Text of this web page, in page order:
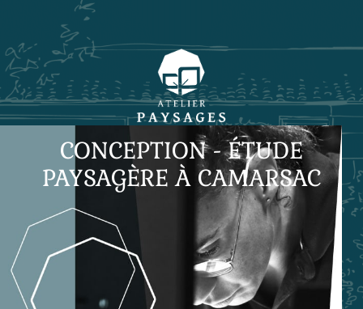
CONCEPTION - ÉTUDE
PAYSAGÈRE À CAMARSAC